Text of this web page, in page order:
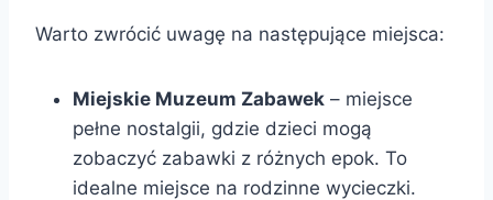
Warto zwrócić uwagę na następujące miejsca:
Miejskie Muzeum Zabawek – miejsce
pełne nostalgii, gdzie dzieci mogą
zobaczyć zabawki z różnych epok. To
idealne miejsce na rodzinne wycieczki.